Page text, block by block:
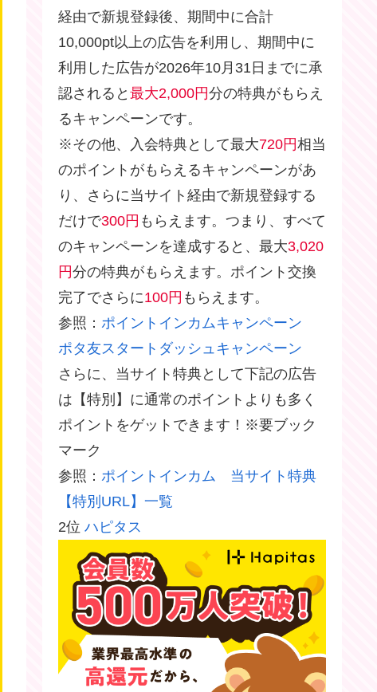
経由で新規登録後、期間中に合計
10,000pt以上の広告を利用し、期間中に
利用した広告が2026年10月31日までに承
認されると 最大2,000円分の特典がもらえ
るキャンペーンです。
※その他、入会特典として最大720円相当
のポイントがもらえるキャンペーンがあ
り、さらに当サイト経由で新規登録する
だけで300円 もらえます。つまり、すべて
のキャンペーンを達成すると、最大3,020
円分の特典がもらえます。ポイント交換
完了でさらに100円 もらえます。
参照： ポイントインカムキャンペーン
ポタ友スタートダッシュキャンペーン
さらに、当サイト特典として下記の広告
は【特別】に通常のポイントよりも多く
ポイントをゲットできます！※要ブック
マーク
参照： ポイントインカム 当サイト特典
【特別URL】一覧
2位 ハピタス